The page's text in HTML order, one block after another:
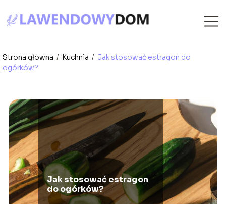
Strona główna / Kuchnia / Jak stosować estragon do
ogórków?
Jak stosować estragon
do ogórków?